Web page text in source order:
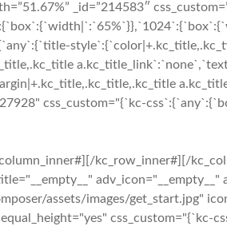
_id=”214583″
css_custom="{`kc-
kc_row_inner#][/
assets/images/get_start.jpg"